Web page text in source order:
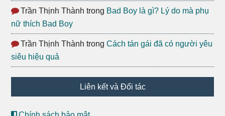
Trần Thịnh Thành trong Bad Boy là gì? Lý do mà phụ
nữ thích Bad Boy
Trần Thịnh Thành trongCách tán gái đã có người yêu
siêu hiệu quả
Liên kết và Đối tác